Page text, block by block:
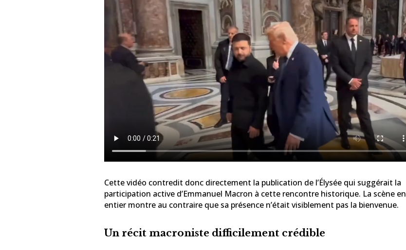
Cette vidéo contredit donc directement la publication de l’Élysée qui suggérait la
participation active d’Emmanuel Macron à cette rencontre historique. La scène en
entier montre au contraire que sa présence n’était visiblement pas la bienvenue.
Un récit macroniste difficilement crédible